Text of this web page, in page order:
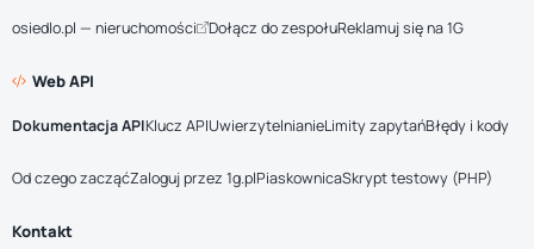
osiedlo.pl — nieruchomości Dołącz do zespołuReklamuj się na 1G
Web API
Dokumentacja APIKlucz APIUwierzytelnianieLimity zapytańBłędy i kody
Od czego zacząćZaloguj przez 1g.plPiaskownicaSkrypt testowy (PHP)
Kontakt